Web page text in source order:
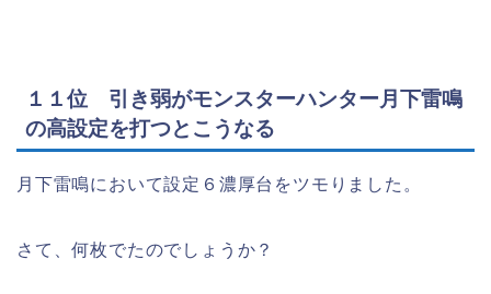
１１位 引き弱がモンスターハンター月下雷鳴
の高設定を打つとこうなる
月下雷鳴において設定６濃厚台をツモりました。
さて、何枚でたのでしょうか？